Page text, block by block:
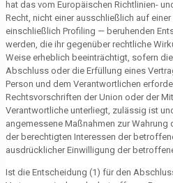
hat das vom Europäischen Richtlinien-
Recht, nicht einer ausschließlich auf
einschließlich Profiling — beruhenden
werden, die ihr gegenüber rechtliche
Weise erheblich beeinträchtigt, sofern
Abschluss oder die Erfüllung eines
Person und dem Verantwortlichen
Rechtsvorschriften der Union oder der
Verantwortliche unterliegt, zulässig ist
angemessene Maßnahmen zur Wahrung
der berechtigten Interessen der
ausdrücklicher Einwilligung der
Ist die Entscheidung (1) für den